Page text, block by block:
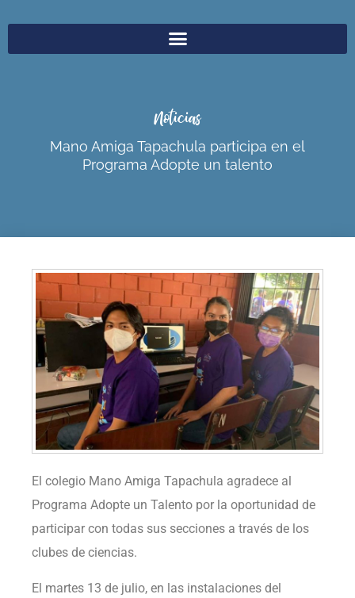
Noticias
Mano Amiga Tapachula participa en el
Programa Adopte un talento
El colegio Mano Amiga Tapachula agradece al
Programa Adopte un Talento por la oportunidad de
participar con todas sus secciones a través de los
clubes de ciencias.
El martes 13 de julio, en las instalaciones del